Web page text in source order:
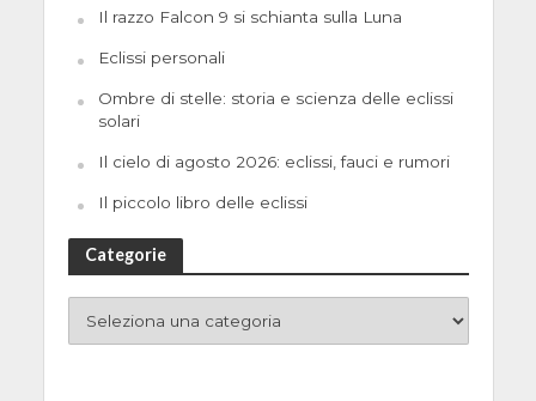
Il razzo Falcon 9 si schianta sulla Luna
Eclissi personali
Ombre di stelle: storia e scienza delle eclissi
solari
Il cielo di agosto 2026: eclissi, fauci e rumori
Il piccolo libro delle eclissi
Categorie